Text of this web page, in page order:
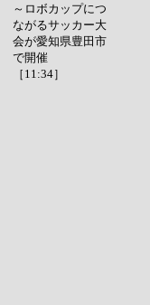
～ロボカップにつ
ながるサッカー大
会が愛知県豊田市
で開催
［11:34］